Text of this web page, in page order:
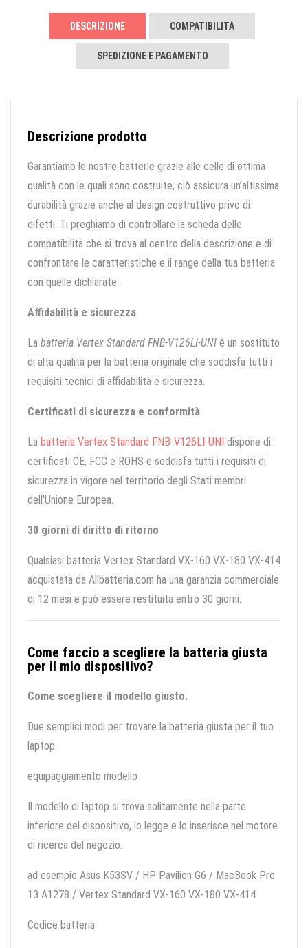
DESCRIZIONE COMPATIBILITÀ
SPEDIZIONE E PAGAMENTO
Descrizione prodotto
Garantiamo le nostre batterie grazie alle celle di ottima
qualità con le quali sono costruite, ciò assicura un’altissima
durabilità grazie anche al design costruttivo privo di
difetti. Ti preghiamo di controllare la scheda delle
compatibilità che si trova al centro della descrizione e di
confrontare le caratteristiche e il range della tua batteria
con quelle dichiarate.
Affidabilità e sicurezza
La batteria Vertex Standard FNB-V126LI-UNI è un sostituto
di alta qualità per la batteria originale che soddisfa tutti i
requisiti tecnici di affidabilità e sicurezza.
Certificati di sicurezza e conformità
La batteria Vertex Standard FNB-V126LI-UNI dispone di
certificati CE, FCC e ROHS e soddisfa tutti i requisiti di
sicurezza in vigore nel territorio degli Stati membri
dell'Unione Europea.
30 giorni di diritto di ritorno
Qualsiasi batteria Vertex Standard VX-160 VX-180 VX-414
acquistata da Allbatteria.com ha una garanzia commerciale
di 12 mesi e può essere restituita entro 30 giorni.
Come faccio a scegliere la batteria giusta
per il mio dispositivo?
Come scegliere il modello giusto.
Due semplici modi per trovare la batteria giusta per il tuo
laptop.
equipaggiamento modello
Il modello di laptop si trova solitamente nella parte
inferiore del dispositivo, lo legge e lo inserisce nel motore
di ricerca del negozio.
ad esempio Asus K53SV / HP Pavilion G6 / MacBook Pro
13 A1278 / Vertex Standard VX-160 VX-180 VX-414
Codice batteria